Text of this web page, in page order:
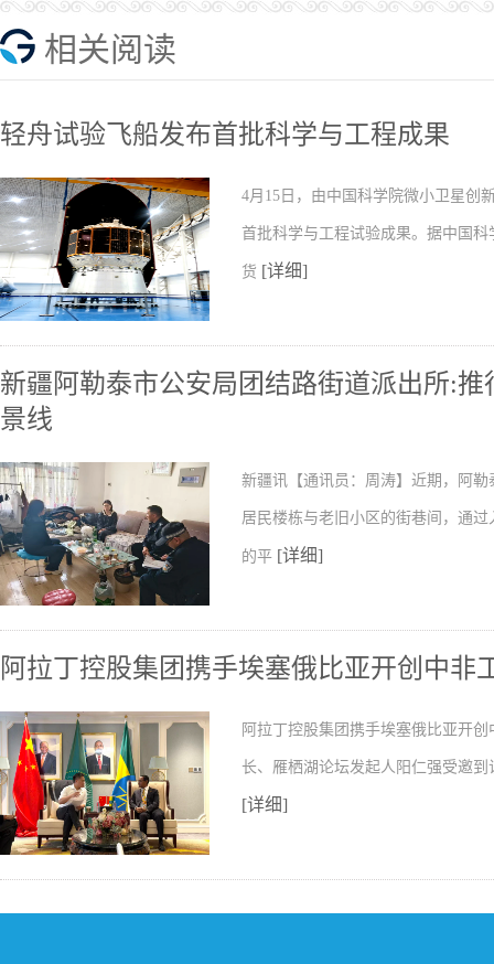
相关阅读
轻舟试验飞船发布首批科学与工程成果
4月15日，由中国科学院微小卫星创
首批科学与工程试验成果。据中国
货 [详细]
新疆阿勒泰市公安局团结路街道派出所:推
景线
新疆讯【通讯员：周涛】近期，阿
居民楼栋与老旧小区的街巷间，通
的平 [详细]
阿拉丁控股集团携手埃塞俄比亚开创中非
阿拉丁控股集团携手埃塞俄比亚开
长、雁栖湖论坛发起人阳仁强受邀
[详细]